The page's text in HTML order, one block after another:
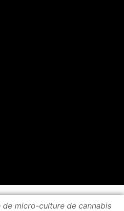
de micro-culture de cannabis